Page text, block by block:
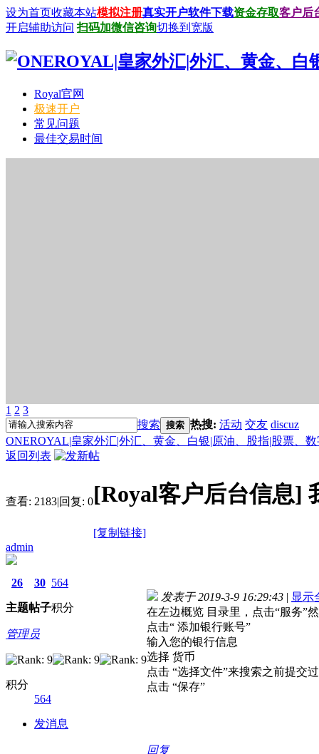
设为首页收藏本站模拟注册真实开户软件下载资金存取客户后
开启辅助访问 扫码加微信咨询切换到宽版
Royal官网
极速开户
常见问题
最佳交易时间
1 2 3
搜索 搜索 热搜: 活动 交友 discuz
ONEROYAL|皇家外汇|外汇、黄金、白银|原油、股指|股票、
返回列表
查看: 2183|回复: 0[Royal客户后台信息]
[复制链接]
admin
26
主题
30
帖子
564
积分
管理员
积分
564
发消息
发表于 2019-3-9 16:29:43 | 显示
在左边概览 目录里，点击“服务”
点击“ 添加银行账号”
输入您的银行信息
选择 货币
点击 “选择文件”来搜索之前提交
点击 “保存”
回复